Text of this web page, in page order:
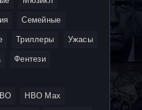
Семейные
Триллеры Ужасы
Фентези
HBO Max